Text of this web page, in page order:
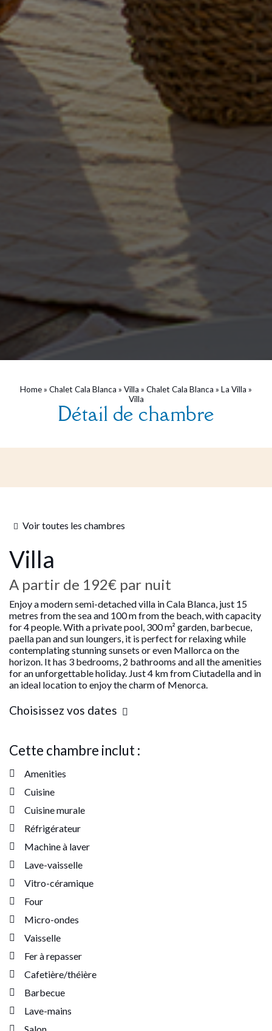
Home» Chalet Cala Blanca » Villa » Chalet Cala Blanca » La Villa »
Villa
Détail de chambre
Voir toutes les chambres
Villa
A partir de 192€ par nuit
Enjoy a modern semi-detached villa in Cala Blanca, just 15
metres from the sea and 100 m from the beach, with capacity
for 4 people. With a private pool, 300 m² garden, barbecue,
paella pan and sun loungers, it is perfect for relaxing while
contemplating stunning sunsets or even Mallorca on the
horizon. It has 3 bedrooms, 2 bathrooms and all the amenities
for an unforgettable holiday. Just 4 km from Ciutadella and in
an ideal location to enjoy the charm of Menorca.
Choisissez vos dates
Cette chambre inclut :
Amenities
Cuisine
Cuisine murale
Réfrigérateur
Machine à laver
Lave-vaisselle
Vitro-céramique
Four
Micro-ondes
Vaisselle
Fer à repasser
Cafetière/théière
Barbecue
Lave-mains